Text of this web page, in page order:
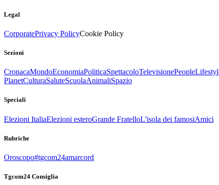
Legal
CorporatePrivacy PolicyCookie Policy
Sezioni
CronacaMondoEconomiaPoliticaSpettacoloTelevisionePeople
PlanetCulturaSaluteScuolaAnimaliSpazio
Speciali
Elezioni ItaliaElezioni esteroGrande FratelloL'isola dei famosiAmici
Rubriche
Oroscopo#tgcom24amarcord
Tgcom24 Consiglia